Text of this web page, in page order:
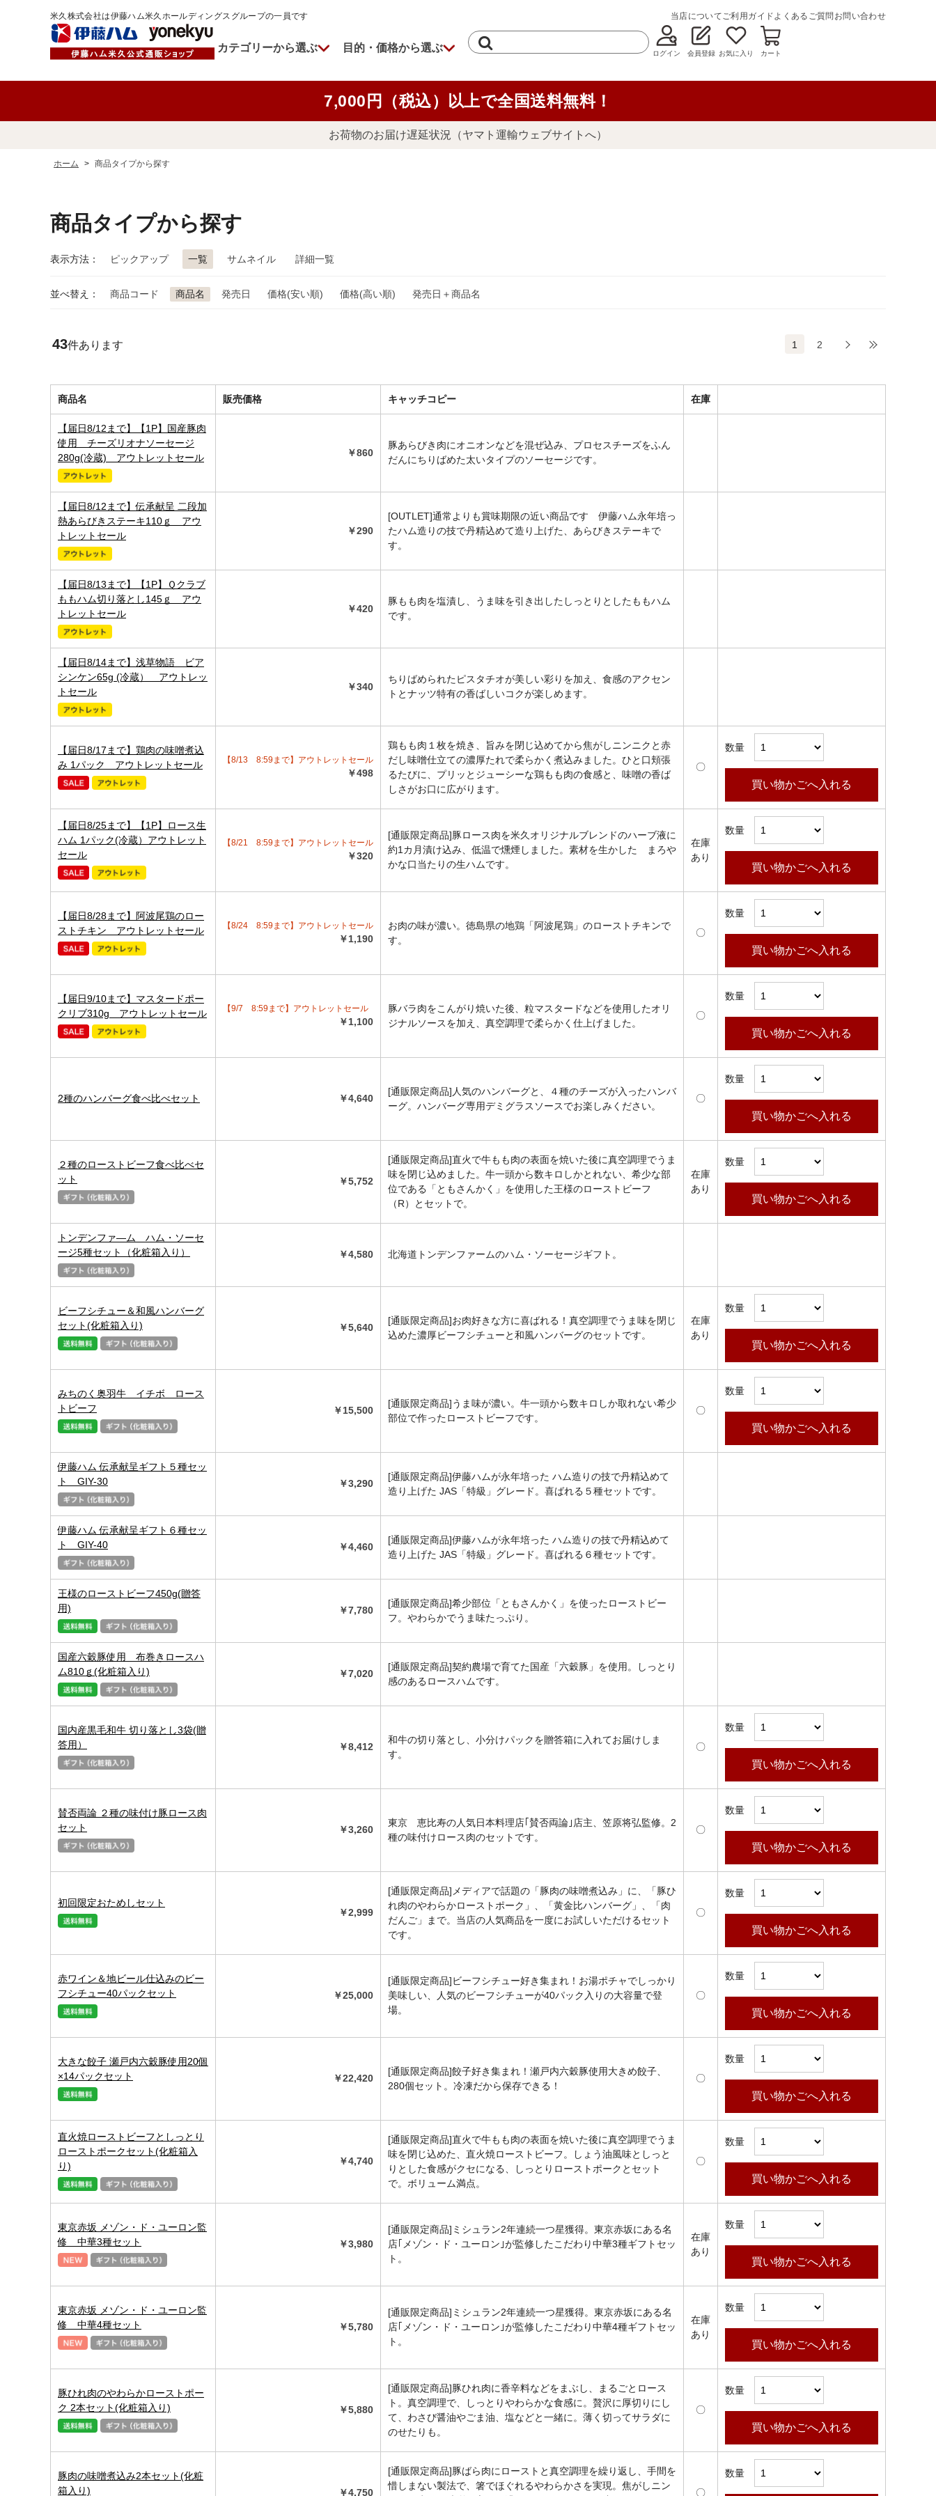
米久株式会社は伊藤ハム米久ホールディングスグループの一員です 当店についてご利用ガイドよくあるご質問 お問い合わせ
カテゴリーから選ぶ 目的・価格から選ぶ ログイン 会員登録 お気に入り カート
7,000円（税込）以上で全国送料無料！
お荷物のお届け遅延状況（ヤマト運輸ウェブサイトへ）
ホーム > 商品タイプから探す
商品タイプから探す
表示方法： ピックアップ 一覧 サムネイル 詳細一覧
並べ替え： 商品コード 商品名 発売日 価格(安い順) 価格(高い順) 発売日＋商品名
43件あります 1 2
商品名 販売価格 キャッチコピー 在庫
【届日8/12まで】【1P】国産豚肉
使用 チーズリオナソーセージ
280g(冷蔵) アウトレットセール
￥860
豚あらびき肉にオニオンなどを混ぜ込み、プロセスチーズをふん
だんにちりばめた太いタイプのソーセージです。
【届日8/12まで】伝承献呈 二段加
熱あらびきステーキ110ｇ アウ
トレットセール
￥290
[OUTLET]通常よりも賞味期限の近い商品です 伊藤ハム永年培っ
たハム造りの技で丹精込めて造り上げた、あらびきステーキで
す。
【届日8/13まで】【1P】Ｑクラブ
ももハム切り落とし145ｇ アウ
トレットセール
￥420
豚もも肉を塩漬し、うま味を引き出したしっとりとしたももハム
です。
【届日8/14まで】浅草物語 ビア
シンケン65g (冷蔵） アウトレッ
トセール
￥340
ちりばめられたピスタチオが美しい彩りを加え、食感のアクセン
トとナッツ特有の香ばしいコクが楽しめます。
【届日8/17まで】鶏肉の味噌煮込
み 1パック アウトレットセール
【8/13 8:59まで】アウトレットセール
￥498
鶏もも肉１枚を焼き、旨みを閉じ込めてから焦がしニンニクと赤
だし味噌仕立ての濃厚たれで柔らかく煮込みました。ひと口頬張
るたびに、プリッとジューシーな鶏もも肉の食感と、味噌の香ば
しさがお口に広がります。
〇
数量
買い物かごへ入れる
【届日8/25まで】【1P】ロース生
ハム 1パック(冷蔵）アウトレット
セール
【8/21 8:59まで】アウトレットセール
￥320
[通販限定商品]豚ロース肉を米久オリジナルブレンドのハーブ液に
約1カ月漬け込み、低温で燻煙しました。素材を生かした まろや
かな口当たりの生ハムです。
在庫
あり
数量
買い物かごへ入れる
【届日8/28まで】阿波尾鶏のロー
ストチキン アウトレットセール
【8/24 8:59まで】アウトレットセール
￥1,190
お肉の味が濃い。徳島県の地鶏「阿波尾鶏」のローストチキンで
す。
〇
数量
買い物かごへ入れる
【届日9/10まで】マスタードポー
クリブ310g アウトレットセール
【9/7 8:59まで】アウトレットセール
￥1,100
豚バラ肉をこんがり焼いた後、粒マスタードなどを使用したオリ
ジナルソースを加え、真空調理で柔らかく仕上げました。
〇
数量
買い物かごへ入れる
2種のハンバーグ食べ比べセット ￥4,640
[通販限定商品]人気のハンバーグと、４種のチーズが入ったハンバ
ーグ。ハンバーグ専用デミグラスソースでお楽しみください。
〇
数量
買い物かごへ入れる
２種のローストビーフ食べ比べセ
ット
￥5,752
[通販限定商品]直火で牛もも肉の表面を焼いた後に真空調理でうま
味を閉じ込めました。牛一頭から数キロしかとれない、希少な部
位である「ともさんかく」を使用した王様のローストビーフ
（R）とセットで。
在庫
あり
数量
買い物かごへ入れる
トンデンファ―ム ハム・ソーセ
ージ5種セット（化粧箱入り）
￥4,580 北海道トンデンファームのハム・ソーセージギフト。
ビーフシチュー＆和風ハンバーグ
セット(化粧箱入り)
￥5,640
[通販限定商品]お肉好きな方に喜ばれる！真空調理でうま味を閉じ
込めた濃厚ビーフシチューと和風ハンバーグのセットです。
在庫
あり
数量
買い物かごへ入れる
みちのく奥羽牛 イチボ ロース
トビーフ
￥15,500
[通販限定商品]うま味が濃い。牛一頭から数キロしか取れない希少
部位で作ったローストビーフです。
〇
数量
買い物かごへ入れる
伊藤ハム 伝承献呈ギフト５種セッ
ト GIY-30
￥3,290
[通販限定商品]伊藤ハムが永年培った ハム造りの技で丹精込めて
造り上げた JAS「特級」グレード。喜ばれる５種セットです。
伊藤ハム 伝承献呈ギフト６種セッ
ト GIY-40
￥4,460
[通販限定商品]伊藤ハムが永年培った ハム造りの技で丹精込めて
造り上げた JAS「特級」グレード。喜ばれる６種セットです。
王様のローストビーフ450g(贈答
用)
￥7,780
[通販限定商品]希少部位「ともさんかく」を使ったローストビー
フ。やわらかでうま味たっぷり。
国産六穀豚使用 布巻きロースハ
ム810ｇ(化粧箱入り)
￥7,020
[通販限定商品]契約農場で育てた国産「六穀豚」を使用。しっとり
感のあるロースハムです。
国内産黒毛和牛 切り落とし3袋(贈
答用）
￥8,412
和牛の切り落とし、小分けパックを贈答箱に入れてお届けしま
す。
〇
数量
買い物かごへ入れる
賛否両論 ２種の味付け豚ロース肉
セット
￥3,260
東京 恵比寿の人気日本料理店｢賛否両論｣店主、笠原将弘監修。2
種の味付けロース肉のセットです。
〇
数量
買い物かごへ入れる
初回限定おためしセット
￥2,999
[通販限定商品]メディアで話題の「豚肉の味噌煮込み」に、「豚ひ
れ肉のやわらかローストポーク」、「黄金比ハンバーグ」、「肉
だんご」まで。当店の人気商品を一度にお試しいただけるセット
です。
〇
数量
買い物かごへ入れる
赤ワイン＆地ビール仕込みのビー
フシチュー40パックセット
￥25,000
[通販限定商品]ビーフシチュー好き集まれ！お湯ポチャでしっかり
美味しい、人気のビーフシチューが40パック入りの大容量で登
場。
〇
数量
買い物かごへ入れる
大きな餃子 瀬戸内六穀豚使用20個
×14パックセット
￥22,420
[通販限定商品]餃子好き集まれ！瀬戸内六穀豚使用大きめ餃子、
280個セット。冷凍だから保存できる！
〇
数量
買い物かごへ入れる
直火焼ローストビーフとしっとり
ローストポークセット(化粧箱入
り)
￥4,740
[通販限定商品]直火で牛もも肉の表面を焼いた後に真空調理でうま
味を閉じ込めた、直火焼ローストビーフ。しょう油風味としっと
りとした食感がクセになる、しっとりローストポークとセット
で。ボリューム満点。
〇
数量
買い物かごへ入れる
東京赤坂 メゾン・ド・ユーロン監
修 中華3種セット
￥3,980
[通販限定商品]ミシュラン2年連続一つ星獲得。東京赤坂にある名
店｢メゾン・ド・ユーロン｣が監修したこだわり中華3種ギフトセッ
ト。
在庫
あり
数量
買い物かごへ入れる
東京赤坂 メゾン・ド・ユーロン監
修 中華4種セット
￥5,780
[通販限定商品]ミシュラン2年連続一つ星獲得。東京赤坂にある名
店｢メゾン・ド・ユーロン｣が監修したこだわり中華4種ギフトセッ
ト。
在庫
あり
数量
買い物かごへ入れる
豚ひれ肉のやわらかローストポー
ク 2本セット(化粧箱入り)
￥5,880
[通販限定商品]豚ひれ肉に香辛料などをまぶし、まるごとロース
ト。真空調理で、しっとりやわらかな食感に。贅沢に厚切りにし
て、わさび醤油やごま油、塩などと一緒に。薄く切ってサラダに
のせたりも。
〇
数量
買い物かごへ入れる
豚肉の味噌煮込み2本セット(化粧
箱入り)
￥4,750
[通販限定商品]豚ばら肉にローストと真空調理を繰り返し、手間を
惜しまない製法で、箸でほぐれるやわらかさを実現。焦がしニン
〇
数量